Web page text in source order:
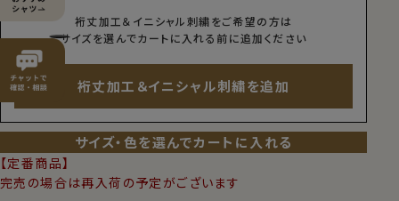
裄丈加工＆イニシャル刺繍をご希望の方は
サイズを選んでカートに入れる前に追加ください
裄丈加工＆イニシャル刺繍を追加
サイズ・色を選んでカートに入れる
【定番商品】
完売の場合は再入荷の予定がございます